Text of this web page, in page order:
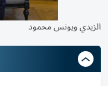
الزيدي ويونس محمود